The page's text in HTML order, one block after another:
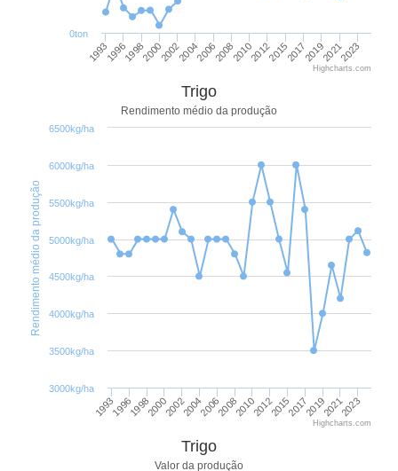
199319961998200020022004200620082010201220152017201920212023
0ton
Highcharts.com
Rendimento médio da produção
Trigo
Rendimento médio da produção
199319961998200020022004200620082010201220152017201920212023
3000kg/ha
3500kg/ha
4000kg/ha
4500kg/ha
5000kg/ha
5500kg/ha
6000kg/ha
6500kg/ha
Highcharts.com
Trigo
Valor da produção